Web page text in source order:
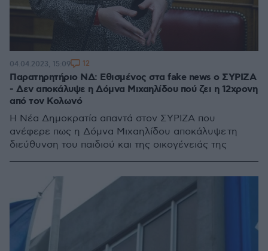
Παρατηρητήριο ΝΔ: Εθισμένος στα fake news ο ΣΥΡΙΖΑ
- Δεν αποκάλυψε η Δόμνα Μιχαηλίδου πού ζει η 12χρονη
από τον Κολωνό
Η Νέα Δημοκρατία απαντά στον ΣΥΡΙΖΑ που
ανέφερε πως η Δόμνα Μιχαηλίδου αποκάλυψε τη
διεύθυνση του παιδιού και της οικογένειάς της
04.04.2023, 15:09 12